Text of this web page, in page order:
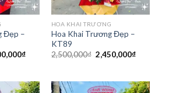
Đẹp –
₫Giá
1,000,000₫.
HOA KHAI TRƯƠNG
Hoa Khai Trương Đẹp –
KT89
2,500,000₫ Giá
gốc
2,450,000₫Giá